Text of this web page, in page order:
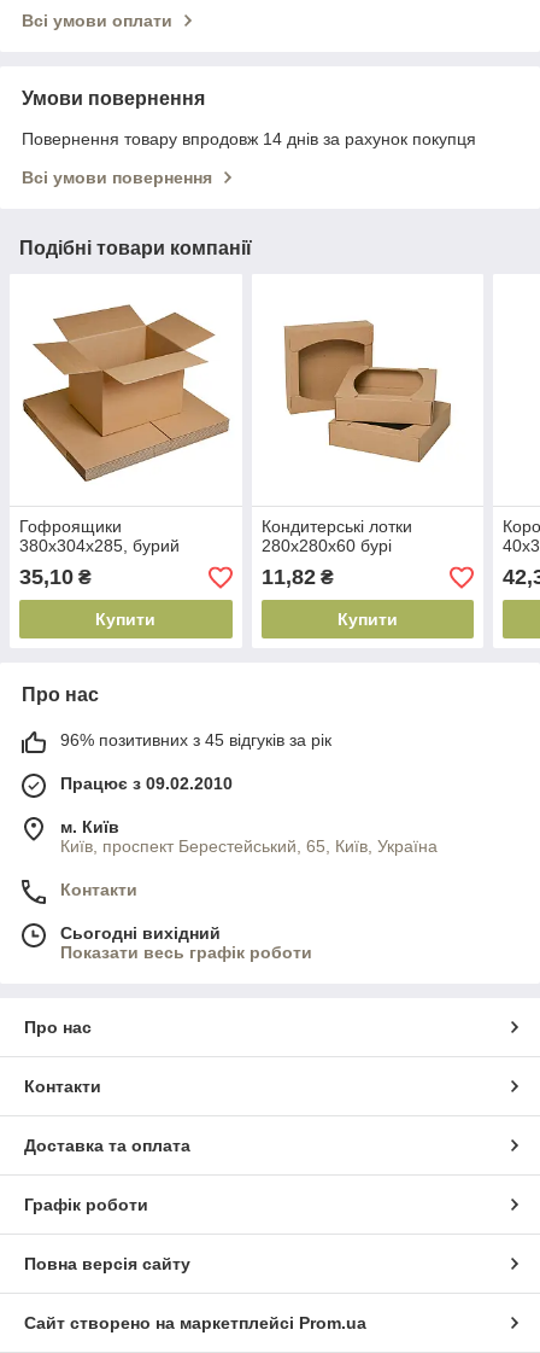
Всі умови оплати
Умови повернення
Повернення товару впродовж 14 днів за рахунок покупця
Всі умови повернення
Подібні товари компанії
Гофроящики
380х304х285, бурий
35,10 ₴
Купити
Кондитерські лотки
280х280х60 бурі
11,82₴
Купити
Про нас
96% позитивних з 45 відгуків за рік
Працює з 09.02.2010
м. Київ
Київ, проспект Берестейський, 65, Київ, Україна
Контакти
Сьогодні вихідний
Показати весь графік роботи
Про нас
Контакти
Доставка та оплата
Графік роботи
Повна версія сайту
Сайт створено на маркетплейсі Prom.ua